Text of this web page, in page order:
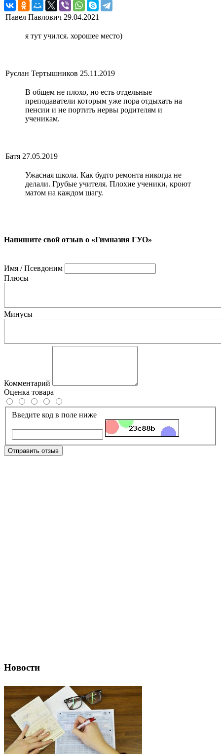
Павел Павлович 29.04.2021
я тут учился. хорошее место)
Руслан Тертышников 25.11.2019
В общем не плохо, но есть отдельные
преподаватели которым уже пора отдыхать на
пенсии и не портить нервы родителям и
ученикам.
Батя 27.05.2019
Ужасная школа. Как будто ремонта никогда не
делали. Грубые учителя. Плохие ученики, кроют
матом на каждом шагу.
Напишите свой отзыв о «Гимназия ГУО»
Имя / Псевдоним
Плюсы
Минусы
Комментарий
Оценка товара
Введите код в поле ниже
Отправить отзыв
Новости